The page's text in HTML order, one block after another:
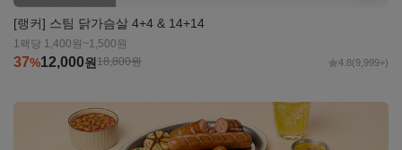
[랭커] 스팀 닭가슴살 4+4 & 14+14
1팩당 1,400원~1,500원
37%12,000원 18,800원 4.8(9,999+)
자세히